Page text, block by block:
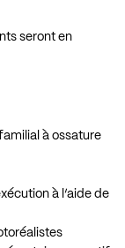
seront en
à ossature
à l’aide de